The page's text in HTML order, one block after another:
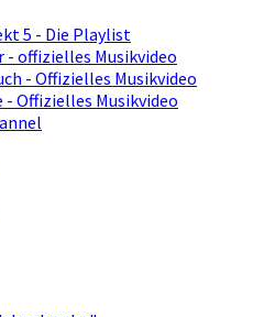
5 - Die Playlist
- offizielles Musikvideo
- Offizielles Musikvideo
- Offizielles Musikvideo